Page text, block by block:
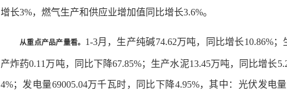
增长3%，燃气生产和供应业增加值同比增长3.6%。
从重点产品产量看。 1-3月，生产纯碱74.62万吨，同比增长10.86%
产炸药0.11万吨，同比下降67.85%；生产水泥13.45万吨，同比增长
4%；发电量69005.04万千瓦时，同比下降4.95%，其中：光伏发电